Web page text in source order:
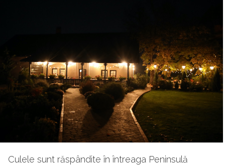
Culele sunt răspândite în întreaga Peninsulă